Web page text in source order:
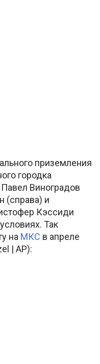
приземления
городка
Виноградов
(справа) и
Кэссиди
Так
на МКС в апреле
| AP):